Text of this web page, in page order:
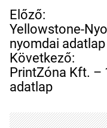
B
e
j
e
g
y
z
é
Előző:
Yellowstone-
nyomdai adatlap
Következő:
PrintZóna Kft. –
adatlap